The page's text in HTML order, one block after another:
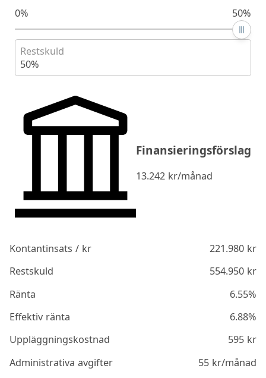
0% 50%
Restskuld
50%
Finansieringsförslag
13.242 kr/månad
Kontantinsats / kr 221.980kr
Restskuld
554.950kr
Ränta
6.55%
Effektiv ränta
6.88%
Uppläggningskostnad
595kr
Administrativa avgifter
55kr/månad